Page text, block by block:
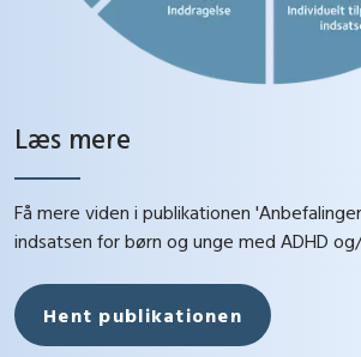
Læs mere
Få mere viden i publikationen
indsatsen for børn og unge med ADHD
Hent publikationen